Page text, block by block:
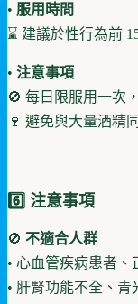
• 服用時間
⌛ 建議於性行為前
• 注意事項
🚫 每日限服用一次
🍷 避免與大量酒精
6️⃣ 注意事項
🚫 不適合人群
• 心血管疾病患者
• 肝腎功能不全、